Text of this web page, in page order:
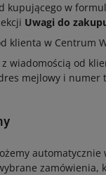
kupującego w
Uwagi do
klienta w Centrum
wiadomością od
mejlowy i numer
automatycznie
zamówienia,